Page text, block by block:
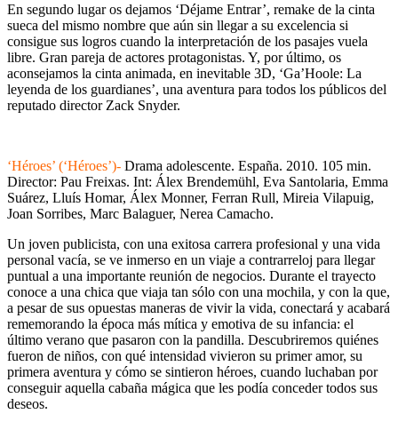
En segundo lugar os dejamos ‘Déjame Entrar’, remake de la cinta
sueca del mismo nombre que aún sin llegar a su excelencia si
consigue sus logros cuando la interpretación de los pasajes vuela
libre. Gran pareja de actores protagonistas. Y, por último, os
aconsejamos la cinta animada, en inevitable 3D, ‘Ga’Hoole: La
leyenda de los guardianes’, una aventura para todos los públicos del
reputado director Zack Snyder.
‘Héroes’ (‘Héroes’)- Drama adolescente. España. 2010. 105 min.
Director: Pau Freixas. Int: Álex Brendemühl, Eva Santolaria, Emma
Suárez, Lluís Homar, Álex Monner, Ferran Rull, Mireia Vilapuig,
Joan Sorribes, Marc Balaguer, Nerea Camacho.
Un joven publicista, con una exitosa carrera profesional y una vida
personal vacía, se ve inmerso en un viaje a contrarreloj para llegar
puntual a una importante reunión de negocios. Durante el trayecto
conoce a una chica que viaja tan sólo con una mochila, y con la que,
a pesar de sus opuestas maneras de vivir la vida, conectará y acabará
rememorando la época más mítica y emotiva de su infancia: el
último verano que pasaron con la pandilla. Descubriremos quiénes
fueron de niños, con qué intensidad vivieron su primer amor, su
primera aventura y cómo se sintieron héroes, cuando luchaban por
conseguir aquella cabaña mágica que les podía conceder todos sus
deseos.